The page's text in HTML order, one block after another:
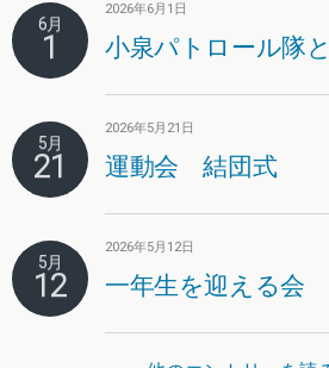
6月
1
2026年6月1日
小泉パトロール隊
5月
21
2026年5月21日
運動会 結団式
5月
12
2026年5月12日
一年生を迎える会